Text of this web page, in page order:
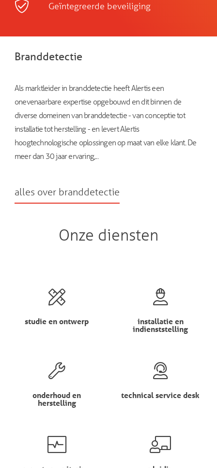
Geïntegreerde beveiliging
Branddetectie
Als marktleider in branddetectie heeft Alertis een
onevenaarbare expertise opgebouwd en dit binnen de
diverse domeinen van branddetectie - van conceptie tot
installatie tot herstelling - en levert Alertis
hoogtechnologische oplossingen op maat van elke klant. De
meer dan 30 jaar ervaring,...
alles over branddetectie
Onze diensten
studie en ontwerp installatie en
indienststelling
onderhoud en
herstelling
technical service desk